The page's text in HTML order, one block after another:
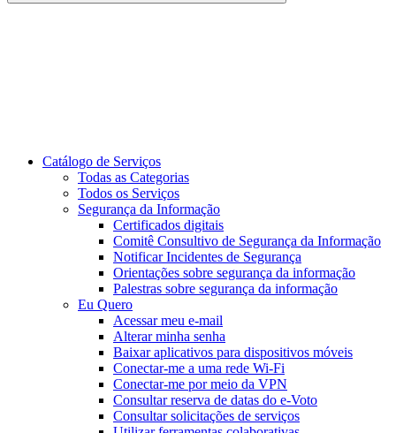
Buscar
Catálogo de Serviços
Todas as Categorias
Todos os Serviços
Segurança da Informação
Certificados digitais
Comitê Consultivo de Segurança da Informação
Notificar Incidentes de Segurança
Orientações sobre segurança da informação
Palestras sobre segurança da informação
Eu Quero
Acessar meu e-mail
Alterar minha senha
Baixar aplicativos para dispositivos móveis
Conectar-me a uma rede Wi-Fi
Conectar-me por meio da VPN
Consultar reserva de datas do e-Voto
Consultar solicitações de serviços